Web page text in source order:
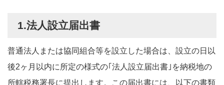
1.法人設立届出書
普通法人または協同組合等を設立した場合は、設立の日以
後2ヶ月以内に所定の様式の｢法人設立届出書｣を納税地の
所轄税務署長に提出します。この届出書には、以下の書類